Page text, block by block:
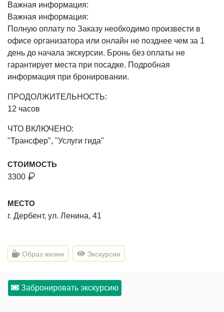
Важная информация:
Важная информация:
Полную оплату по Заказу необходимо произвести в
офисе организатора или онлайн не позднее чем за 1
день до начала экскурсии. Бронь без оплаты не
гарантирует места при посадке. Подробная
информация при бронировании.
ПРОДОЛЖИТЕЛЬНОСТЬ:
12 часов
ЧТО ВКЛЮЧЕНО:
"Трансфер", "Услуги гида"
СТОИМОСТЬ
3300
МЕСТО
г. Дербент, ул. Ленина, 41
Образ жизни Экскурсии
Забронировать экскурсию